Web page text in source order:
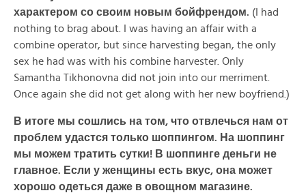
характером со своим новым бойфрендом. (I had
nothing to brag about. I was having an affair with a
combine operator, but since harvesting began, the only
sex he had was with his combine harvester. Only
Samantha Tikhonovna did not join into our merriment.
Once again she did not get along with her new boyfriend.)
В итоге мы сошлись на том, что отвлечься нам от
проблем удастся только шоппингом. На шоппинг
мы можем тратить сутки! В шоппинге деньги не
главное. Если у женщины есть вкус, она может
хорошо одеться даже в овощном магазине.